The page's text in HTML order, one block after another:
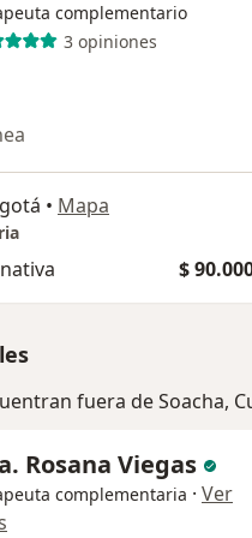
complementario
3 opiniones
• Mapa
$
fuera de Soacha,
Rosana Viegas
complementaria · Ver